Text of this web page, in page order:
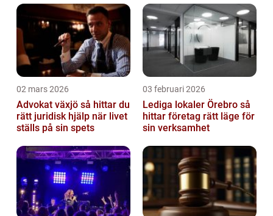
02 mars 2026
Advokat växjö så hittar du
rätt juridisk hjälp när livet
ställs på sin spets
03 februari 2026
Lediga lokaler Örebro så
hittar företag rätt läge för
sin verksamhet